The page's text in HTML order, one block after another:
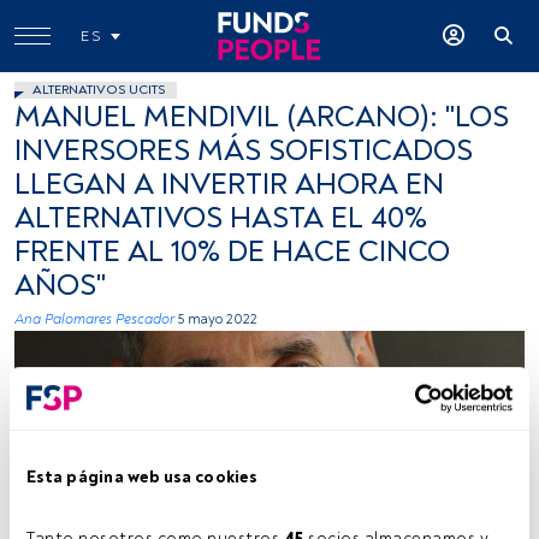
Esta página web usa cookies
ES
ALTERNATIVOS UCITS
MANUEL MENDIVIL (ARCANO): "LOS
INVERSORES MÁS SOFISTICADOS
LLEGAN A INVERTIR AHORA EN
ALTERNATIVOS HASTA EL 40%
FRENTE AL 10% DE HACE CINCO
AÑOS"
Ana Palomares Pescador 5 mayo 2022
Firma: Cedida (Arcano)